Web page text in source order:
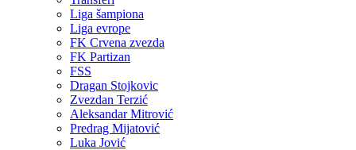
Liga šampiona
Liga evrope
FK Crvena zvezda
FK Partizan
FSS
Dragan Stojkovic
Zvezdan Terzić
Aleksandar Mitrović
Predrag Mijatović
Luka Jović